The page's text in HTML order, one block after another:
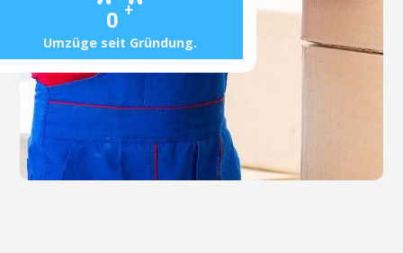
0 +
Umzüge seit Gründung.